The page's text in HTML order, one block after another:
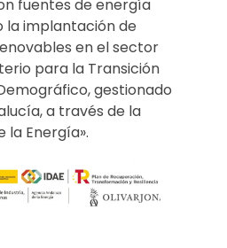
fuentes de energía
la implantación de
en el sector
para la Transición
gestionado
a través de la
la Energía».